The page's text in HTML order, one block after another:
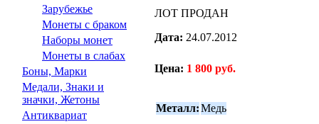
Зарубежье
Монеты с браком
Наборы монет
Монеты в слабах
Боны, Марки
Медали, Знаки и
значки, Жетоны
Антиквариат
ЛОТ ПРОДАН
Дата: 24.07.2012
Цена: 1 800 руб.
Металл:Медь